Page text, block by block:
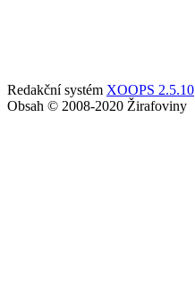
Redakční systém XOOPS 2.5.10
Obsah © 2008-2020 Žirafoviny